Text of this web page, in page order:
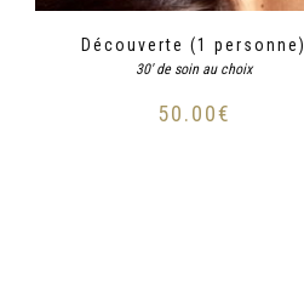
Découverte (1 personne)
30' de soin au choix
50.00€